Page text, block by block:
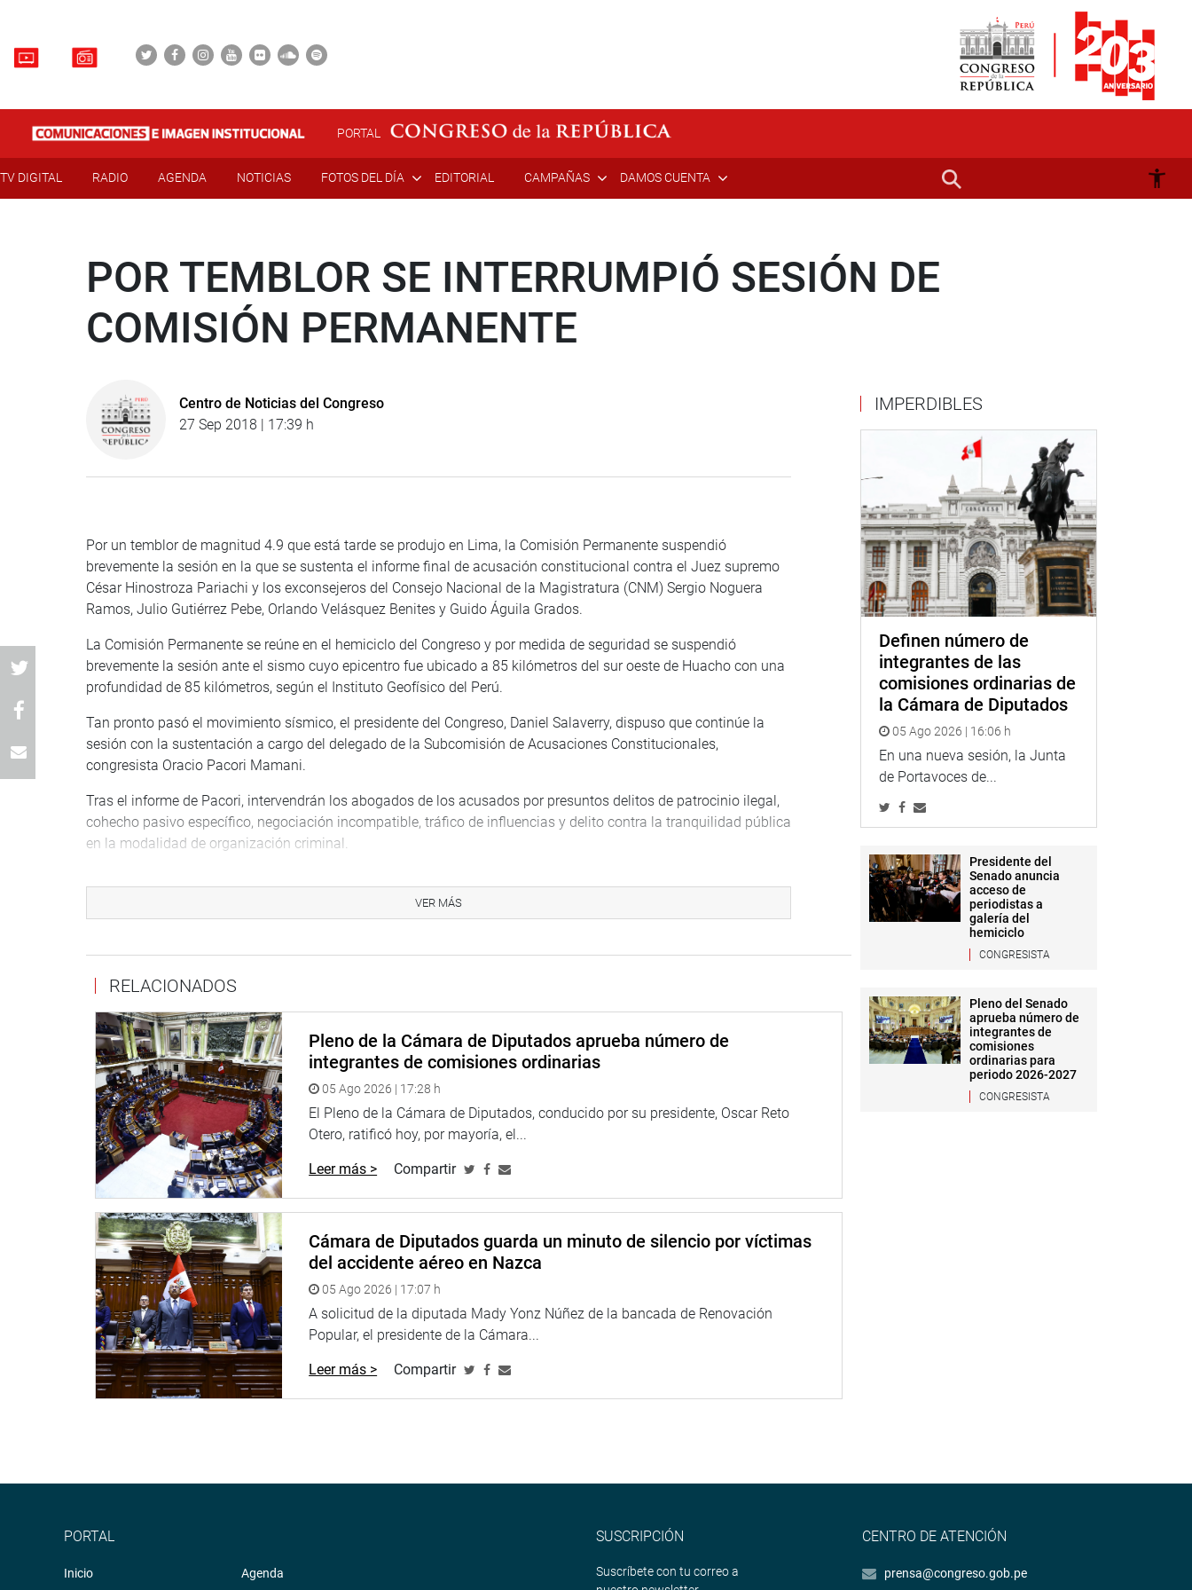
PORTAL
TV DIGITAL RADIO AGENDA NOTICIAS FOTOS DEL DÍA EDITORIAL CAMPAÑAS DAMOS CUENTA
POR TEMBLOR SE INTERRUMPIÓ SESIÓN DE
COMISIÓN PERMANENTE
Centro de Noticias del Congreso
27 Sep 2018 | 17:39 h
Por un temblor de magnitud 4.9 que está tarde se produjo en Lima, la Comisión Permanente suspendió
brevemente la sesión en la que se sustenta el informe final de acusación constitucional contra el Juez supremo
César Hinostroza Pariachi y los exconsejeros del Consejo Nacional de la Magistratura (CNM) Sergio Noguera
Ramos, Julio Gutiérrez Pebe, Orlando Velásquez Benites y Guido Águila Grados.
La Comisión Permanente se reúne en el hemiciclo del Congreso y por medida de seguridad se suspendió
brevemente la sesión ante el sismo cuyo epicentro fue ubicado a 85 kilómetros del sur oeste de Huacho con una
profundidad de 85 kilómetros, según el Instituto Geofísico del Perú.
Tan pronto pasó el movimiento sísmico, el presidente del Congreso, Daniel Salaverry, dispuso que continúe la
sesión con la sustentación a cargo del delegado de la Subcomisión de Acusaciones Constitucionales,
congresista Oracio Pacori Mamani.
Tras el informe de Pacori, intervendrán los abogados de los acusados por presuntos delitos de patrocinio ilegal,
cohecho pasivo específico, negociación incompatible, tráfico de influencias y delito contra la tranquilidad pública
en la modalidad de organización criminal.
Puede encontrar más información en nuestra página web y redes sociales.
Heraldo goo.gl/Ty5Tto
Portal: http://www.congreso.gob.pe/
Facebook:https://goo.gl/s5t7XN
Twitter:https://goo.gl/iMywRR
YouTube:https://goo.gl/VBXBNk
Radio:goo.gl/hMwTg1
fotografia.congreso.gob.pe
VER MÁS
RELACIONADOS
Pleno de la Cámara de Diputados aprueba número de
integrantes de comisiones ordinarias
05 Ago 2026 | 17:28 h
El Pleno de la Cámara de Diputados, conducido por su presidente, Oscar Reto
Otero, ratificó hoy, por mayoría, el...
Leer más > Compartir
Cámara de Diputados guarda un minuto de silencio por víctimas
del accidente aéreo en Nazca
05 Ago 2026 | 17:07 h
A solicitud de la diputada Mady Yonz Núñez de la bancada de Renovación
Popular, el presidente de la Cámara...
Leer más > Compartir
IMPERDIBLES
Definen número de
integrantes de las
comisiones ordinarias de
la Cámara de Diputados
05 Ago 2026 | 16:06 h
En una nueva sesión, la Junta
de Portavoces de...
Presidente del
Senado anuncia
acceso de
periodistas a
galería del
hemiciclo
CONGRESISTA
Pleno del Senado
aprueba número de
integrantes de
comisiones
ordinarias para
periodo 2026-2027
CONGRESISTA
PORTAL
Inicio Agenda
SUSCRIPCIÓN
Suscríbete con tu correo a
CENTRO DE ATENCIÓN
prensa@congreso.gob.pe